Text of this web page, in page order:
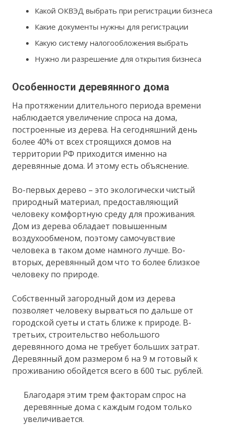
Какой ОКВЭД выбрать при регистрации бизнеса
Какие документы нужны для регистрации
Какую систему налогообложения выбрать
Нужно ли разрешение для открытия бизнеса
Особенности деревянного дома
На протяжении длительного периода времени
наблюдается увеличение спроса на дома,
построенные из дерева. На сегодняшний день
более 40% от всех строящихся домов на
территории РФ приходится именно на
деревянные дома. И этому есть объяснение.
Во-первых дерево – это экологически чистый
природный материал, предоставляющий
человеку комфортную среду для проживания.
Дом из дерева обладает повышенным
воздухообменом, поэтому самочувствие
человека в таком доме намного лучше. Во-
вторых, деревянный дом что то более близкое
человеку по природе.
Собственный загородный дом из дерева
позволяет человеку вырваться по дальше от
городской суеты и стать ближе к природе. В-
третьих, строительство небольшого
деревянного дома не требует больших затрат.
Деревянный дом размером 6 на 9 м готовый к
проживанию обойдется всего в 600 тыс. рублей.
Благодаря этим трем факторам спрос на
деревянные дома с каждым годом только
увеличивается.